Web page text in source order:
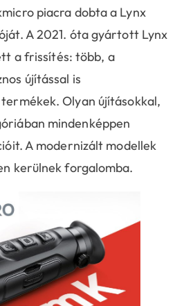
piacra dobta a Lynx
A 2021. óta gyártott Lynx
a frissítés: több, a
újítással is
Olyan újításokkal,
mindenképpen
A modernizált modellek
kerülnek forgalomba.